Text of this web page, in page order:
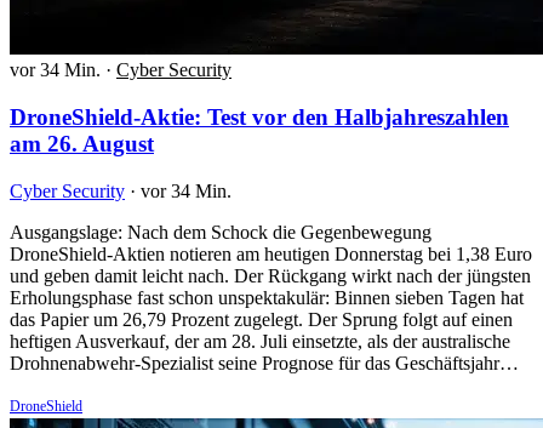
vor 34 Min. · Cyber Security
DroneShield-Aktie: Test vor den Halbjahreszahlen
am 26. August
Cyber Security · vor 34 Min.
Ausgangslage: Nach dem Schock die Gegenbewegung
DroneShield-Aktien notieren am heutigen Donnerstag bei 1,38 Euro
und geben damit leicht nach. Der Rückgang wirkt nach der jüngsten
Erholungsphase fast schon unspektakulär: Binnen sieben Tagen hat
das Papier um 26,79 Prozent zugelegt. Der Sprung folgt auf einen
heftigen Ausverkauf, der am 28. Juli einsetzte, als der australische
Drohnenabwehr-Spezialist seine Prognose für das Geschäftsjahr…
DroneShield